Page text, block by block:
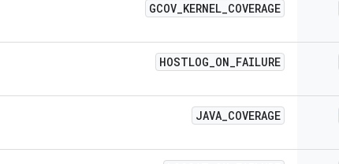
GCOV_KERNEL_COVERAGE
HOSTLOG_ON_FAILURE
JAVA_COVERAGE